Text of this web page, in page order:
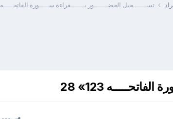
تســـــــجيل الحضـــــــور بـــــــقراءة ســـــورة الفاتحـــــه 123» 28
123» 28